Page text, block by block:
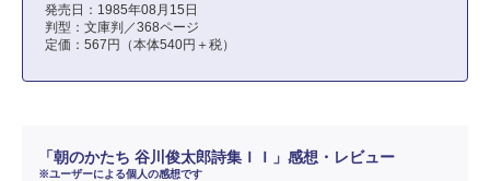
発売日：1985年08月15日
判型：文庫判／368ページ
定価：567円（本体540円＋税）
「朝のかたち 谷川俊太郎詩集ＩＩ」感想・レビュー
※ユーザーによる個人の感想です